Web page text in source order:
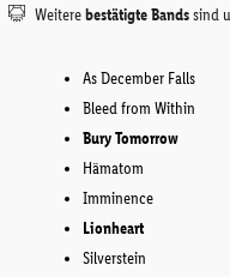
Weiterebestätigte Bandssind
As December Falls
Bleed from Within
Bury Tomorrow
Hämatom
Imminence
Lionheart
Silverstein